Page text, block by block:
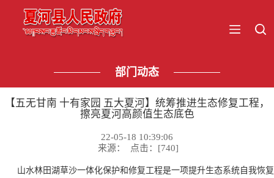
部门动态
【五无甘南 十有家园 五大夏河】统筹推进生态修复工程，
擦亮夏河高颜值生态底色
22-05-18 10:39:06
来源： 点击：[740]
山水林田湖草沙一体化保护和修复工程是一项提升生态系统自我恢复